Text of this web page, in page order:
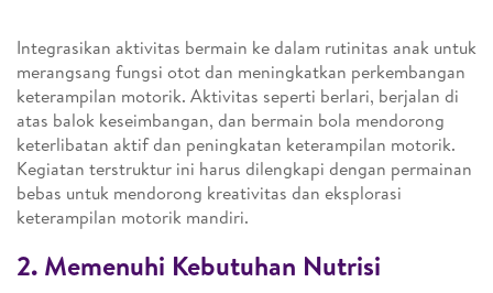
Integrasikan aktivitas bermain ke dalam rutinitas anak untuk
merangsang fungsi otot dan meningkatkan perkembangan
keterampilan motorik. Aktivitas seperti berlari, berjalan di
atas balok keseimbangan, dan bermain bola mendorong
keterlibatan aktif dan peningkatan keterampilan motorik.
Kegiatan terstruktur ini harus dilengkapi dengan permainan
bebas untuk mendorong kreativitas dan eksplorasi
keterampilan motorik mandiri.
2. Memenuhi Kebutuhan Nutrisi